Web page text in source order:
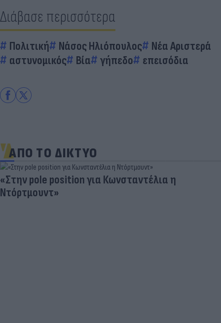
Διάβασε περισσότερα
Πολιτική Νάσος Ηλιόπουλος
Νέα Αριστερά
αστυνομικός
Βία γήπεδο επεισόδια
ΑΠΟ ΤΟ ΔΙΚΤΥΟ
«Στην pole position για Κωνσταντέλια η
Ντόρτμουντ»